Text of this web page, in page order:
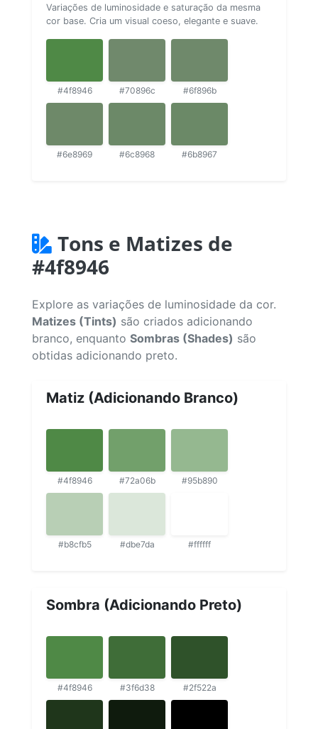
Variações de luminosidade e saturação da mesma
cor base. Cria um visual coeso, elegante e suave.
#4f8946 #70896c #6f896b
#6e8969 #6c8968 #6b8967
Tons e Matizes de
#4f8946
Explore as variações de luminosidade da cor.
Matizes (Tints) são criados adicionando
branco, enquanto Sombras (Shades) são
obtidas adicionando preto.
Matiz (Adicionando Branco)
#4f8946 #72a06b #95b890
#b8cfb5 #dbe7da #ffffff
Sombra (Adicionando Preto)
#4f8946 #3f6d38 #2f522a